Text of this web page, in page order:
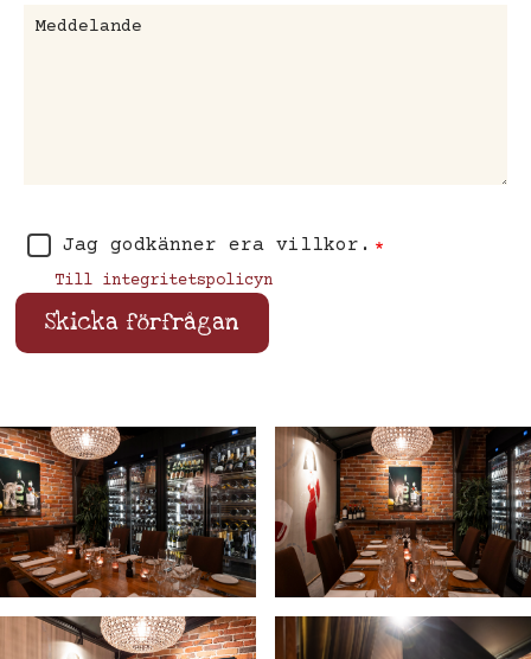
Meddelande
Jag godkänner era villkor.
Till integritetspolicyn